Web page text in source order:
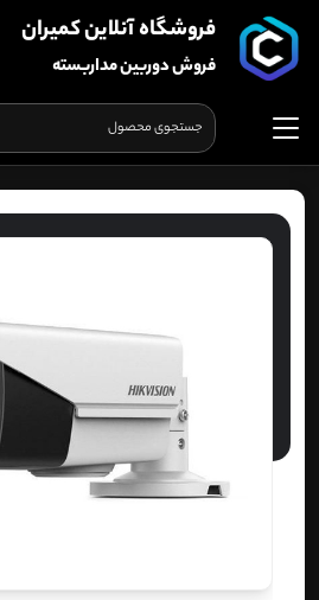
فروشگاه آنلاین کمیران
فروش دوربین مداربسته